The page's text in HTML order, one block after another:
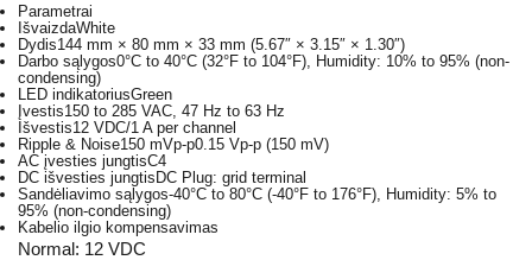
Parametrai
IšvaizdaWhite
Dydis144 mm × 80 mm × 33 mm (5.67″ × 3.15″ × 1.30″)
Darbo sąlygos0°C to 40°C (32°F to 104°F), Humidity: 10% to 95% (non-
condensing)
LED indikatoriusGreen
Įvestis150 to 285 VAC, 47 Hz to 63 Hz
Išvestis12 VDC/1 A per channel
Ripple & Noise150 mVp-p0.15 Vp-p (150 mV)
AC įvesties jungtisC4
DC išvesties jungtis DC Plug: grid terminal
Sandėliavimo sąlygos-40°C to 80°C (-40°F to 176°F), Humidity: 5% to
95% (non-condensing)
Kabelio ilgio kompensavimas
Normal: 12 VDC